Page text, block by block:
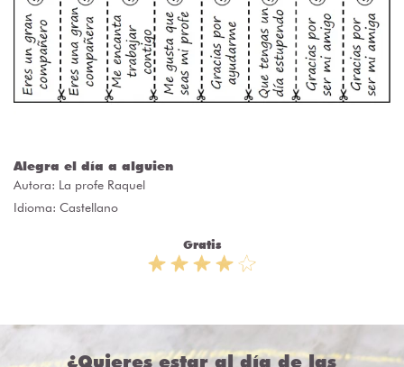
Alegra el día a alguien
Autora: La profe Raquel
Idioma: Castellano
Gratis
¿Quieres estar al día de las